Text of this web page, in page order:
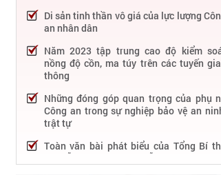
Di sản tinh thần vô giá của lực lượng
an nhân dân
Năm 2023 tập trung cao độ kiểm
nồng độ cồn, ma túy trên các tuyến
thông
Những đóng góp quan trọng của phụ
Công an trong sự nghiệp bảo vệ an
trật tự
Toàn văn bài phát biểu của Tổng Bí
Nguyễn Phú Trọng tại Lễ kỷ niệm 75 năm